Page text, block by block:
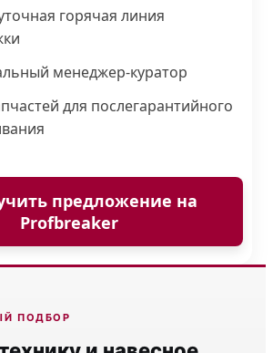
горячая линия
менеджер-куратор
для послегарантийного
предложение на
Profbreaker
ПОДБОР